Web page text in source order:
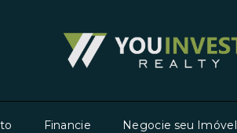
Financie Negocie seu Imóvel